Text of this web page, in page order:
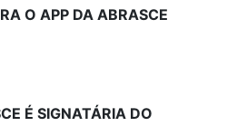
O APP DA ABRASCE
É SIGNATÁRIA DO